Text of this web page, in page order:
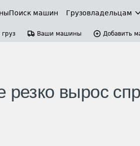
Поиск машин Грузовладельцам
Ваши машины Добавить
вырос